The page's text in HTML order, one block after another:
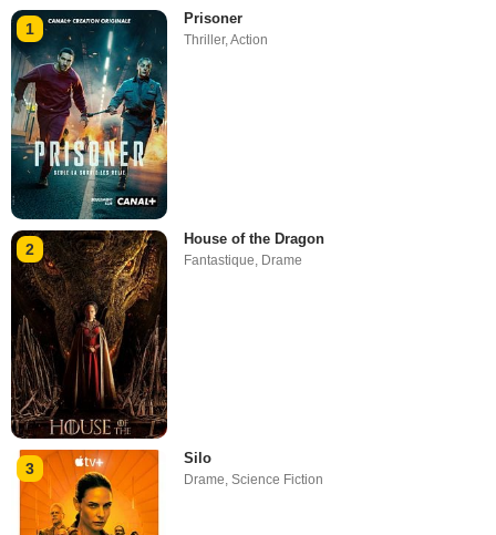
1
Prisoner
Thriller,Action
2
House of the Dragon
Fantastique Drame
3
Silo
Drame,Science Fiction